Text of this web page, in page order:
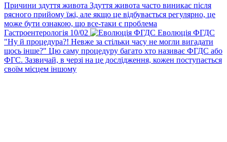
Причини здуття живота Здуття живота часто виникає після
рясного прийому їжі, але якщо це відбувається регулярно, це
може бути ознакою, що все-таки є проблема
Гастроентерологія 10/02
Еволюція ФГДС
"Ну й процедура?! Невже за стільки часу не могли вигадати
щось інше?" Цю саму процедуру багато хто називає ФГДС або
ФГС. Зазвичай, в черзі на це дослідження, кожен поступається
своїм місцем іншому